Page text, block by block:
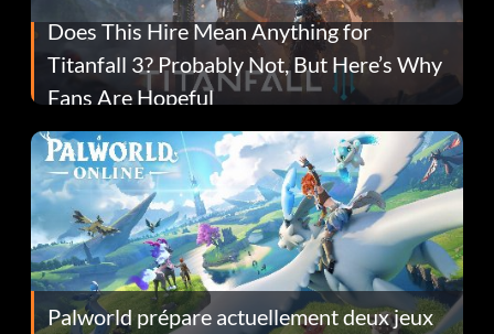
Does This Hire Mean Anything for
Titanfall 3? Probably Not, But Here’s Why
Fans Are Hopeful
Palworld prépare actuellement deux jeux